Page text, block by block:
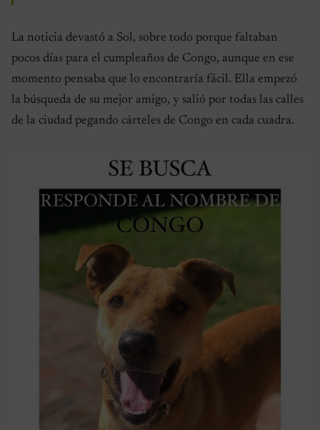
La noticia devastó a Sol, sobre todo porque faltaban
pocos días para el cumpleaños de Congo, aunque en ese
momento pensaba que lo encontraría fácil. Ella empezó
la búsqueda de su mejor amigo, y salió por todas las calles
de la ciudad pegando cárteles de Congo en cada cuadra.